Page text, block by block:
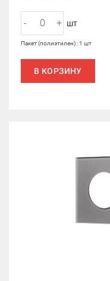
- + шт
Пакет (полиэтилен) : 1 шт
В КОРЗИНУ